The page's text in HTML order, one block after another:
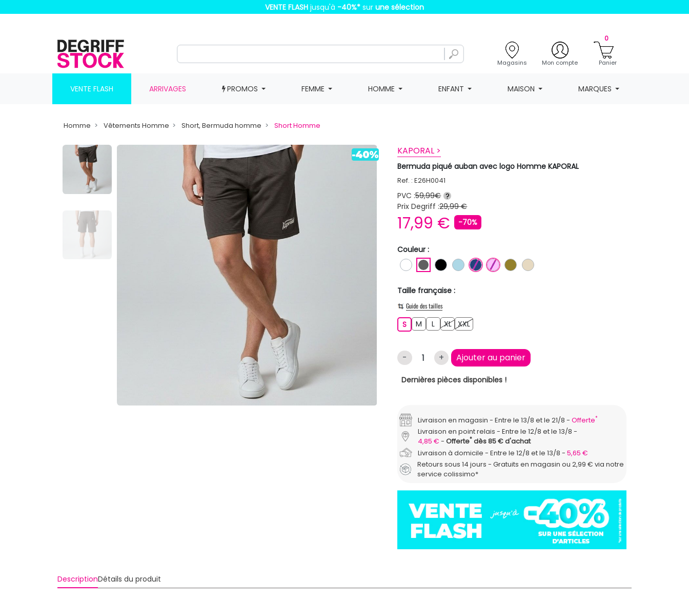
VENTE FLASH jusqu'à -40%* sur une sélection
Magasins Mon compte
0
Panier
VENTE FLASH ARRIVAGES PROMOS FEMME HOMME ENFANT MAISON MARQUES
Homme Vêtements Homme Short, Bermuda homme Short Homme
KAPORAL >
Bermuda piqué auban avec logo Homme KAPORAL
Ref. : E26H0041
PVC :59,99€ ?
Prix Degriff :29,99 €
17,99 € -70%
Couleur :
BLANCGRIS FONCE
NOIRBLEU CLAIR
BLEU FONCE
ROSE CLAIR
KAKIBEIGE
Taille française :
Guide des tailles
SS M LL XLXLXXLXXL
- + Ajouter au panier
Dernières pièces disponibles !
Livraison en magasin Entre le 13/8 et le 21/8 Offerte*
Livraison en point relais
Entre le 12/8 et le 13/8
4,85 €
Offerte*dès 85 € d'achat
Livraison à domicile
Entre le 12/8 et le 13/8
5,65 €
Retours sous 14 jours - Gratuits en magasin ou 2,99 € via notre
service colissimo*
DescriptionDétails du produit